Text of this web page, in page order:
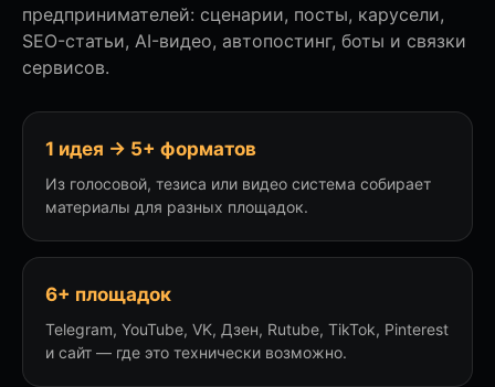
предпринимателей: сценарии, посты, карусели,
SEO-статьи, AI-видео, автопостинг, боты и связки
сервисов.
1 идея → 5+ форматов
Из голосовой, тезиса или видео система собирает
материалы для разных площадок.
6+ площадок
Telegram, YouTube, VK, Дзен, Rutube, TikTok, Pinterest
и сайт — где это технически возможно.